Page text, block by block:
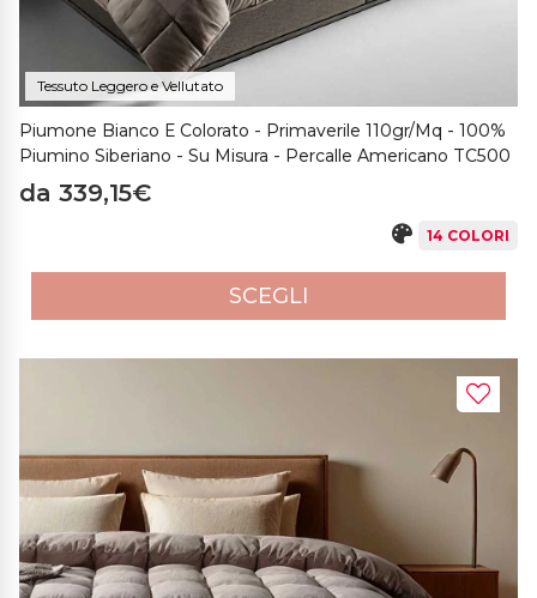
Tessuto Leggero e Vellutato
Piumone Bianco E Colorato - Primaverile 110gr/mq - 100%
Piumino Siberiano - Su Misura - Percalle Americano TC500
da 339,15€
14 COLORI
SCEGLI